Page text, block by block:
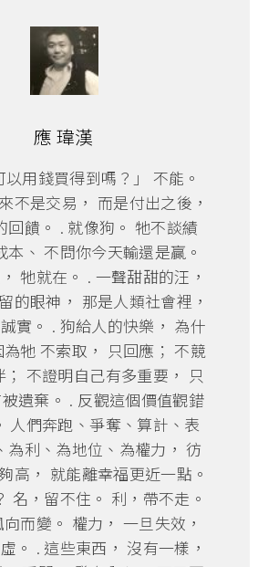
應 瑋漢
以用錢買得到嗎？」 不能。
不是交易， 而是付出之後，
回饋。 . 就像狗。 牠不談績
本、 不問你今天輸還是贏。
牠就在。 . 一聲甜甜的汪，
的眼神， 那是人類社會裡，
實。 . 狗給人的快樂， 為什
牠 不索取， 只回應； 不競
； 不證明自己有多重要， 只
遺棄。 . 反觀這個價值觀錯
人們奔跑、爭奪、算計、表
為利、為地位、為權力， 彷
高， 就能離幸福更近一點。
名，留不住。 利，帶不走。
而變。 權力， 一旦失效，
。 . 這些東西， 沒有一樣，